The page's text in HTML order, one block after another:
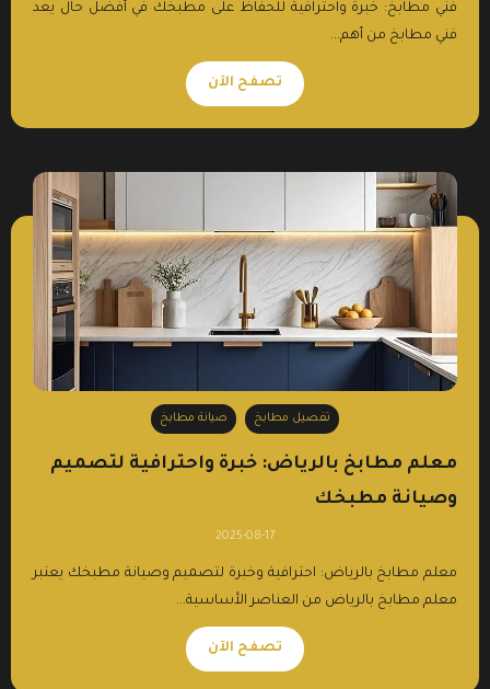
فني مطابخ: خبرة واحترافية للحفاظ على مطبخك في أفضل حال يعد
فني مطابخ من أهم...
تصفح الآن
تفصيل مطابخ صيانة مطابخ
معلم مطابخ بالرياض: خبرة واحترافية لتصميم
وصيانة مطبخك
2025-08-17
معلم مطابخ بالرياض: احترافية وخبرة لتصميم وصيانة مطبخك يعتبر
معلم مطابخ بالرياض من العناصر الأساسية...
تصفح الآن